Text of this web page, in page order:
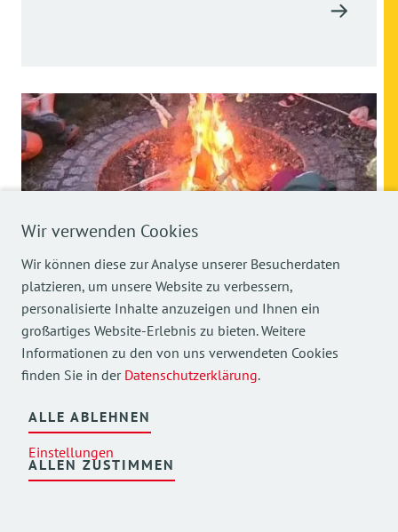
Wir verwenden Cookies
Wir können diese zur Analyse unserer Besucherdaten
platzieren, um unsere Website zu verbessern,
personalisierte Inhalte anzuzeigen und Ihnen ein
großartiges Website-Erlebnis zu bieten. Weitere
Informationen zu den von uns verwendeten Cookies
finden Sie in der Datenschutzerklärung.
ALLE ABLEHNEN
Einstellungen
ALLEN ZUSTIMMEN
12.07.2025
Jährliches Vater-Kind-Zelten im
AWO-Kindergarten
Sonnenschein